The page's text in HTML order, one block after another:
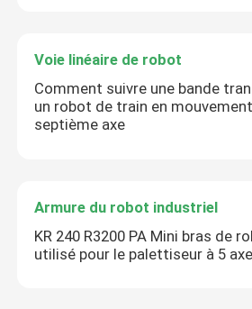
Voie linéaire de robot
Comment suivre une bande
un robot de train en
septième axe
Armure du robot industriel
KR 240 R3200 PA Mini bras de
utilisé pour le palettiseur à 5